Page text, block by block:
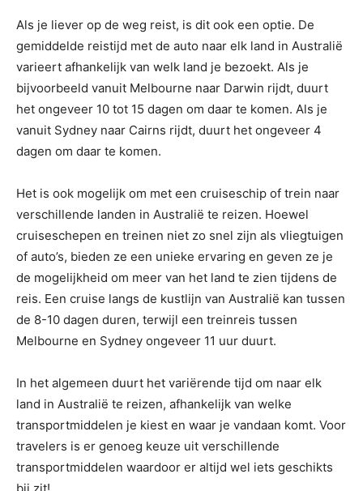
Als je liever op de weg reist, is dit ook een optie. De
gemiddelde reistijd met de auto naar elk land in Australië
varieert afhankelijk van welk land je bezoekt. Als je
bijvoorbeeld vanuit Melbourne naar Darwin rijdt, duurt
het ongeveer 10 tot 15 dagen om daar te komen. Als je
vanuit Sydney naar Cairns rijdt, duurt het ongeveer 4
dagen om daar te komen.
Het is ook mogelijk om met een cruiseschip of trein naar
verschillende landen in Australië te reizen. Hoewel
cruiseschepen en treinen niet zo snel zijn als vliegtuigen
of auto’s, bieden ze een unieke ervaring en geven ze je
de mogelijkheid om meer van het land te zien tijdens de
reis. Een cruise langs de kustlijn van Australië kan tussen
de 8-10 dagen duren, terwijl een treinreis tussen
Melbourne en Sydney ongeveer 11 uur duurt.
In het algemeen duurt het variërende tijd om naar elk
land in Australië te reizen, afhankelijk van welke
transportmiddelen je kiest en waar je vandaan komt. Voor
travelers is er genoeg keuze uit verschillende
transportmiddelen waardoor er altijd wel iets geschikts